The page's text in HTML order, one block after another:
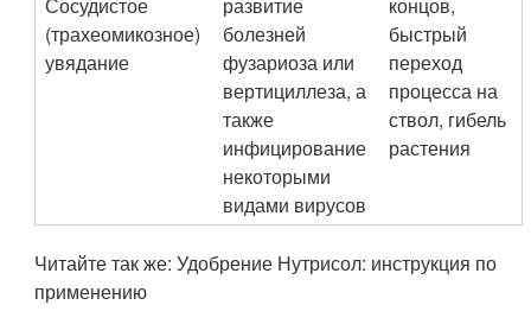
(трахеомикозное)
увядание
болезней
фузариоза или
вертициллеза, а
также
инфицирование
некоторыми
видами вирусов
быстрый
переход
процесса на
ствол, гибель
растения
Читайте так же: Удобрение Нутрисол: инструкция по
применению